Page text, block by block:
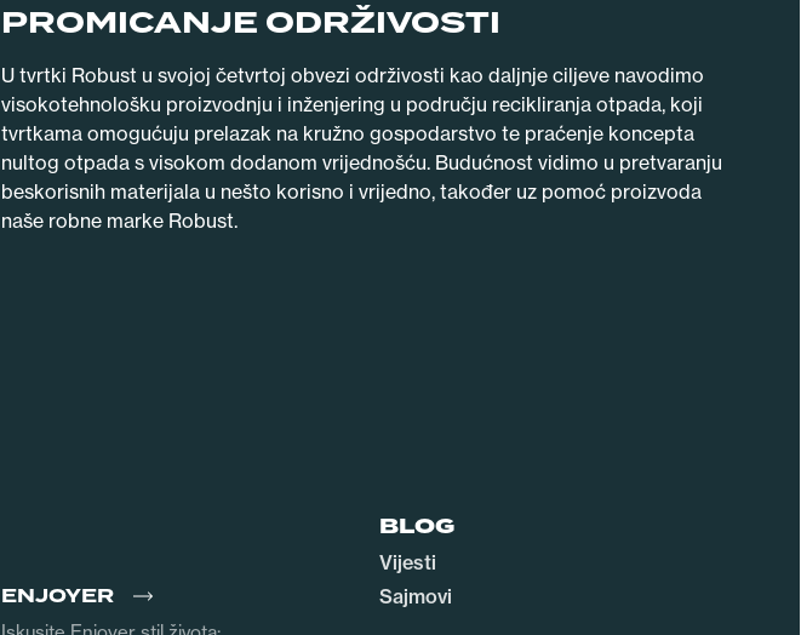
PROMICANJE ODRŽIVOSTI
U tvrtki Robust u svojoj četvrtoj obvezi održivosti kao daljnje ciljeve navodimo
visokotehnološku proizvodnju i inženjering u području recikliranja otpada, koji
tvrtkama omogućuju prelazak na kružno gospodarstvo te praćenje koncepta
nultog otpada s visokom dodanom vrijednošću. Budućnost vidimo u pretvaranju
beskorisnih materijala u nešto korisno i vrijedno, također uz pomoć proizvoda
naše robne marke Robust.
ENJOYER
BLOG
Vijesti
Sajmovi